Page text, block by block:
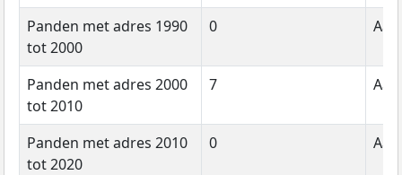
Panden met adres 1990
tot 2000
0
Panden met adres 2000
tot 2010
7
Panden met adres 2010
tot 2020
0